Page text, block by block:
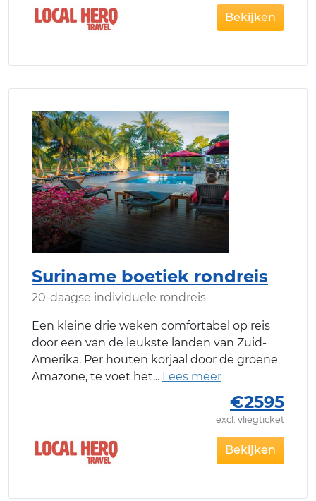
Bekijken
Suriname boetiek rondreis
20-daagse individuele rondreis
Een kleine drie weken comfortabel op reis
door een van de leukste landen van Zuid-
Amerika. Per houten korjaal door de groene
Amazone, te voet het
€2595
excl. vliegticket
Bekijken